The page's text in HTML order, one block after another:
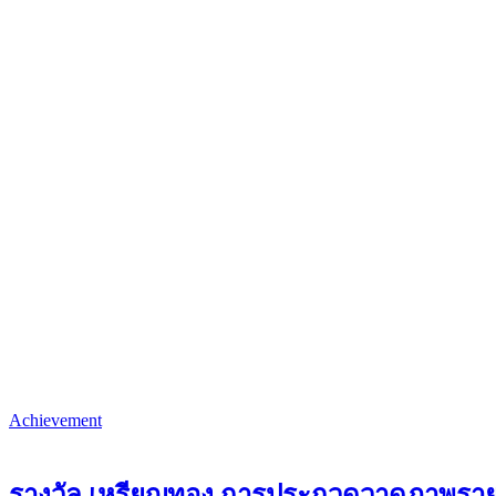
Achievement